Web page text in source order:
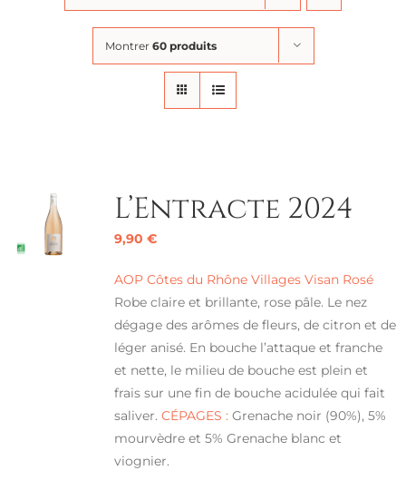
Montrer 60 produits
L’Entracte 2024
9,90 €
AOP Côtes du Rhône Villages Visan Rosé
Robe claire et brillante, rose pâle. Le nez
dégage des arômes de fleurs, de citron et de
léger anisé. En bouche l’attaque et franche
et nette, le milieu de bouche est plein et
frais sur une fin de bouche acidulée qui fait
saliver. CÉPAGES : Grenache noir (90%), 5%
mourvèdre et 5% Grenache blanc et
viognier.